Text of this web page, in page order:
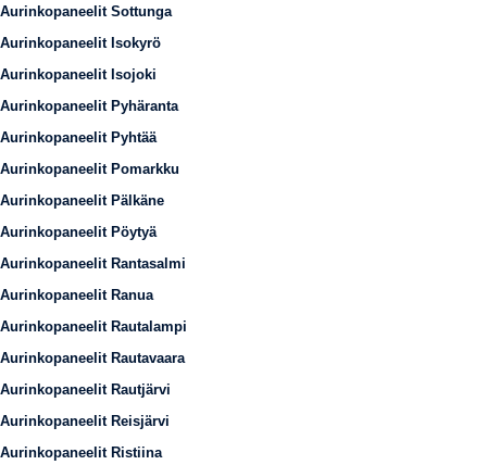
Aurinkopaneelit Sottunga
Aurinkopaneelit Isokyrö
Aurinkopaneelit Isojoki
Aurinkopaneelit Pyhäranta
Aurinkopaneelit Pyhtää
Aurinkopaneelit Pomarkku
Aurinkopaneelit Pälkäne
Aurinkopaneelit Pöytyä
Aurinkopaneelit Rantasalmi
Aurinkopaneelit Ranua
Aurinkopaneelit Rautalampi
Aurinkopaneelit Rautavaara
Aurinkopaneelit Rautjärvi
Aurinkopaneelit Reisjärvi
Aurinkopaneelit Ristiina